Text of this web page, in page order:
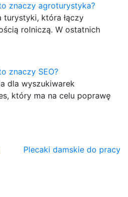
znaczy agroturystyka?
która łączy
rolniczą. W ostatnich
znaczy SEO?
dla wyszukiwarek
który ma na celu poprawę
Plecaki damskie do pracy